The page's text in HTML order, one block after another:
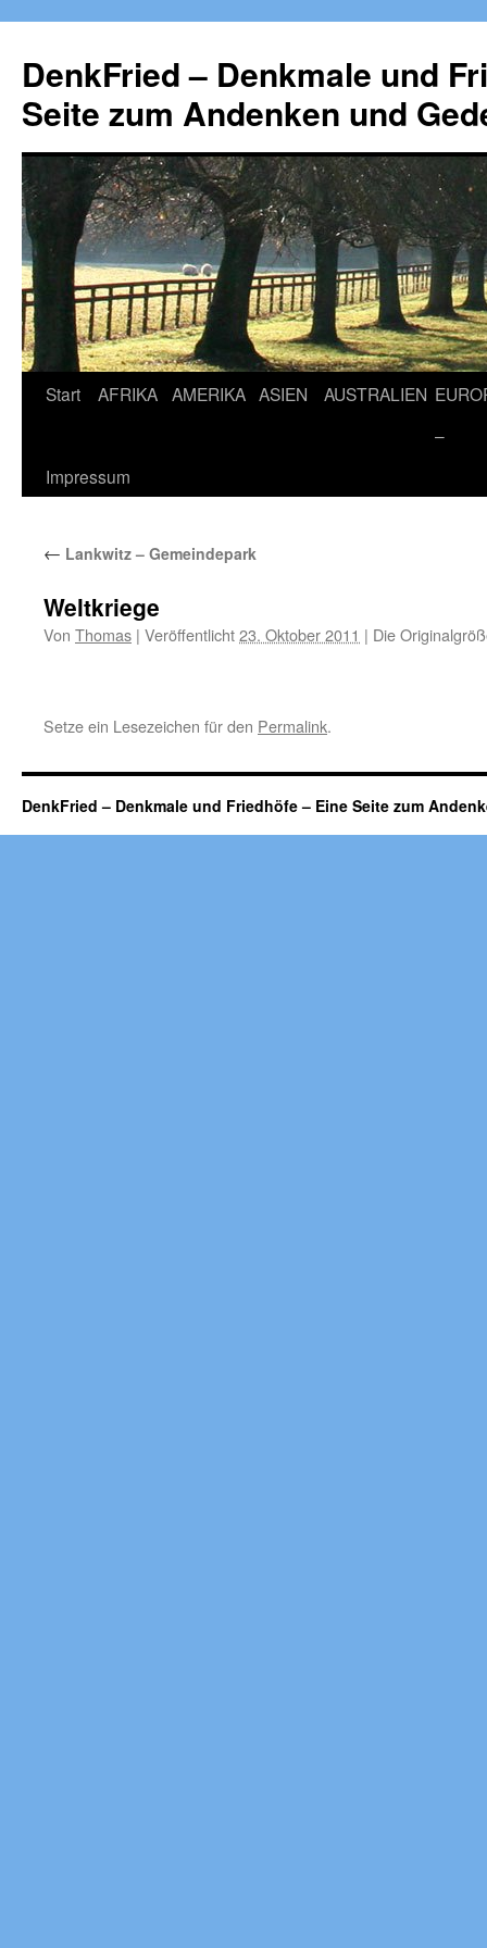
springen
DenkFried – Denkmale und
Seite zum Andenken und
Start AFRIKA AMERIKA ASIEN AUSTRALIEN
–
Impressum
← Lankwitz – Gemeindepark
Weltkriege
Von Thomas | Veröffentlicht23. Oktober 2011 | Die
Setze ein Lesezeichen für den Permalink.
DenkFried – Denkmale und Friedhöfe – Eine Seite zum